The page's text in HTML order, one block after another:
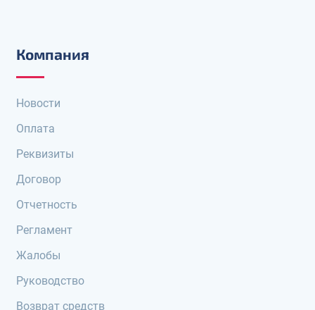
Компания
Новости
Оплата
Реквизиты
Договор
Отчетность
Регламент
Жалобы
Руководство
Возврат средств